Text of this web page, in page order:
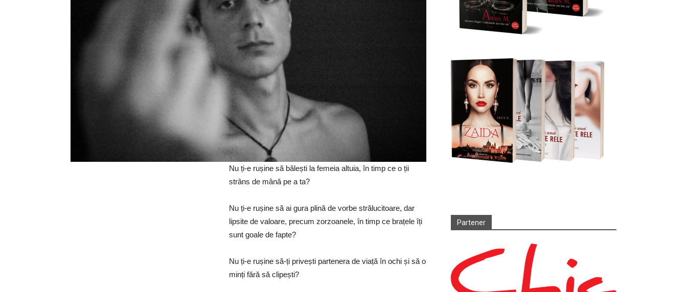
Nu ți-e rușine să bălești la femeia altuia, în timp ce o ții
strâns de mână pe a ta?
Nu ți-e rușine să ai gura plină de vorbe strălucitoare, dar
lipsite de valoare, precum zorzoanele, în timp ce brațele îți
sunt goale de fapte?
Nu ți-e rușine să-ți privești partenera de viață în ochi și să o
minți fără să clipești?
Partener